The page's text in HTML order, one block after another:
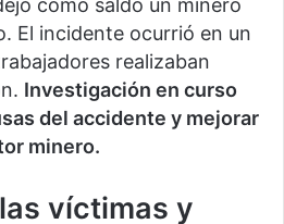
como saldo un minero
El incidente ocurrió en un
realizaban
Investigación en curso
del accidente y mejorar
minero.
víctimas y